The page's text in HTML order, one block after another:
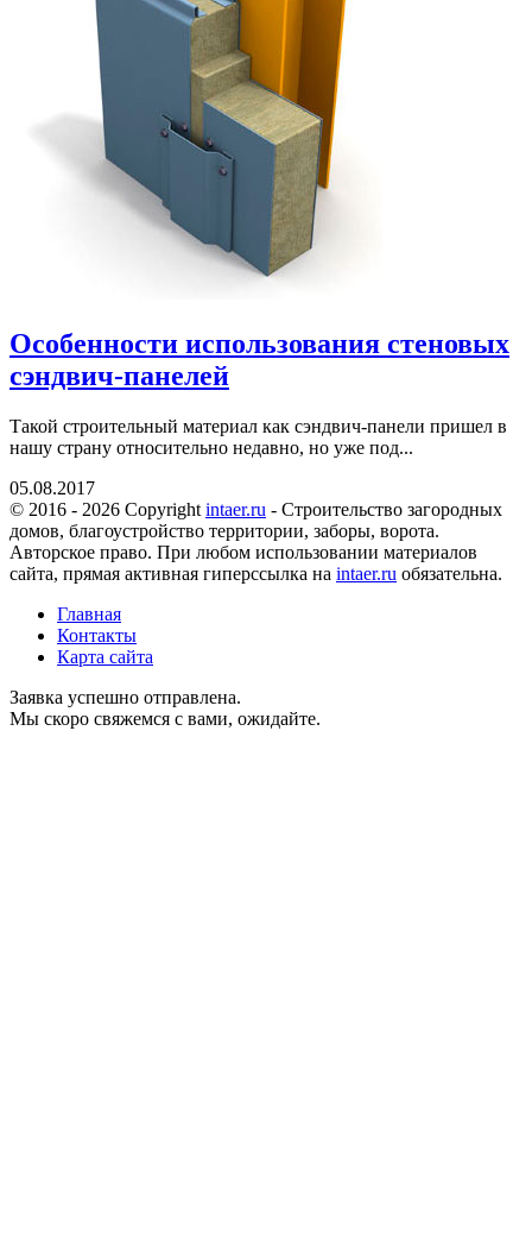
Особенности использования стеновых
сэндвич-панелей
Такой строительный материал как сэндвич-панели пришел в
нашу страну относительно недавно, но уже под...
05.08.2017
© 2016 - 2026 Copyright intaer.ru - Cтроительство загородных
домов, благоустройство территории, заборы, ворота.
Авторское право. При любом использовании материалов
сайта, прямая активная гиперссылка на intaer.ru обязательна.
Главная
Контакты
Карта сайта
Заявка успешно отправлена.
Мы скоро свяжемся с вами, ожидайте.